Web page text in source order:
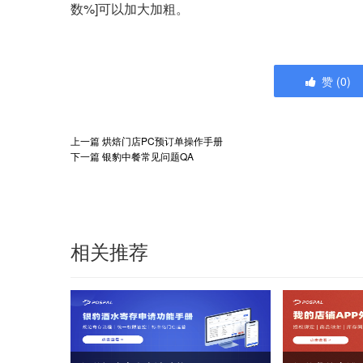
数%]可以加大加粗。
赞 (0)
上一篇烘焙门店PC预订单操作手册
下一篇银豹中餐常见问题QA
相关推荐